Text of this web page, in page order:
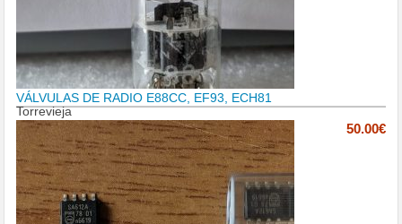
VÁLVULAS DE RADIO E88CC, EF93, ECH81
Torrevieja
50.00€